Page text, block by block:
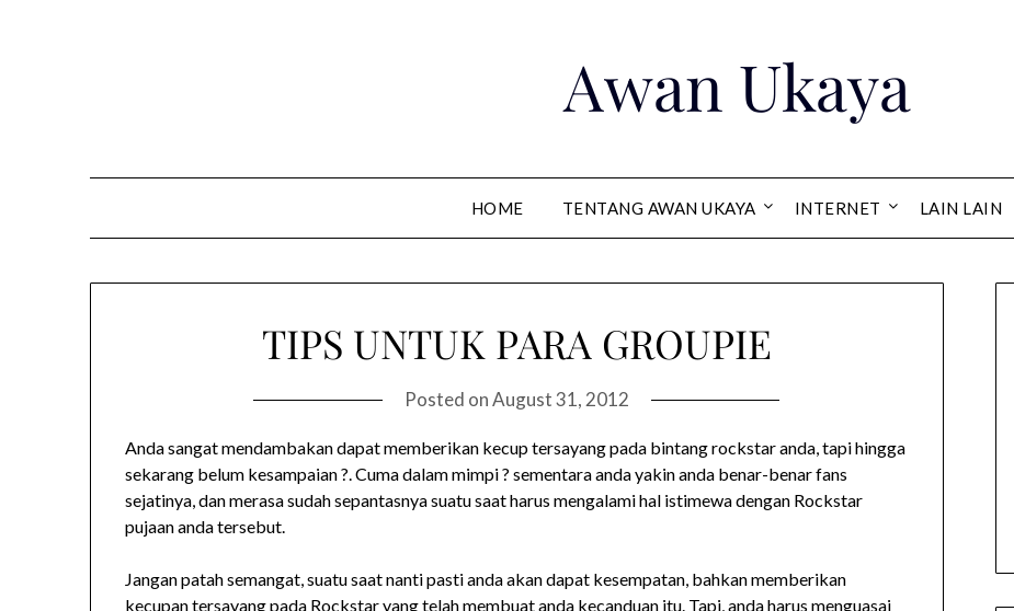
Awan Ukaya
HOME TENTANG AWAN UKAYA INTERNET LAIN LAIN
TIPS UNTUK PARA GROUPIE
Posted onAugust 31, 2012
Anda sangat mendambakan dapat memberikan kecup tersayang pada bintang rockstar anda, tapi hingga
sekarang belum kesampaian ?. Cuma dalam mimpi ? sementara anda yakin anda benar-benar fans
sejatinya, dan merasa sudah sepantasnya suatu saat harus mengalami hal istimewa dengan Rockstar
pujaan anda tersebut.
Jangan patah semangat, suatu saat nanti pasti anda akan dapat kesempatan, bahkan memberikan
kecupan tersayang pada Rockstar yang telah membuat anda kecanduan itu. Tapi, anda harus menguasai